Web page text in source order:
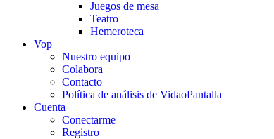
Juegos de mesa
Teatro
Hemeroteca
Vop
Nuestro equipo
Colabora
Contacto
Política de análisis de VidaoPantalla
Cuenta
Conectarme
Registro